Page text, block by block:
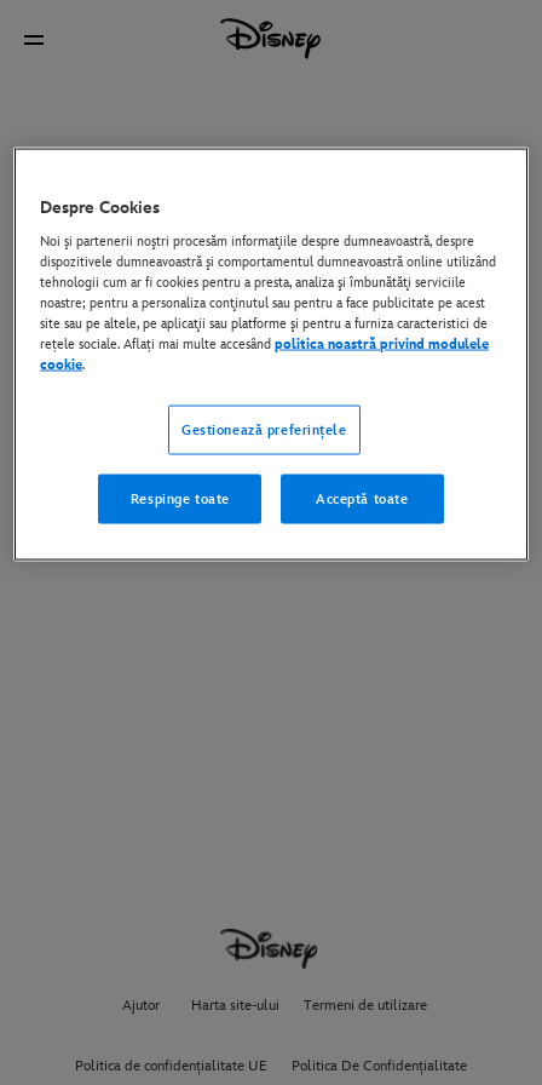
Ajutor Harta site-ului Termeni de utilizare
Politica de confidențialitate UE Politica De Confidențialitate
Despre Cookies
Noi şi partenerii noştri procesăm informaţiile despre dumneavoastră, despre
dispozitivele dumneavoastră şi comportamentul dumneavoastră online utilizând
tehnologii cum ar fi cookies pentru a presta, analiza şi îmbunătăţi serviciile
noastre; pentru a personaliza conţinutul sau pentru a face publicitate pe acest
site sau pe altele, pe aplicaţii sau platforme şi pentru a furniza caracteristici de
rețele sociale. Aflați mai multe accesândpolitica noastră privind modulele
cookie.
Gestionează preferințele
Respinge toate Acceptă toate